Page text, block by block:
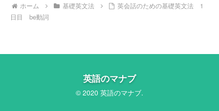
ホーム 基礎英文法
英会話のための基礎英文法 1
日目 be動詞
英語のマナブ
© 2020 英語のマナブ.